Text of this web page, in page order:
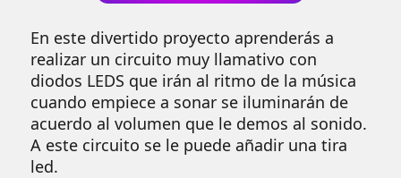
En este divertido proyecto aprenderás a
realizar un circuito muy llamativo con
diodos LEDS que irán al ritmo de la música
cuando empiece a sonar se iluminarán de
acuerdo al volumen que le demos al sonido.
A este circuito se le puede añadir una tira
led.